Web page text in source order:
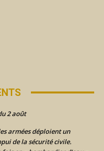
2 août
armées déploient un
de la sécurité civile.